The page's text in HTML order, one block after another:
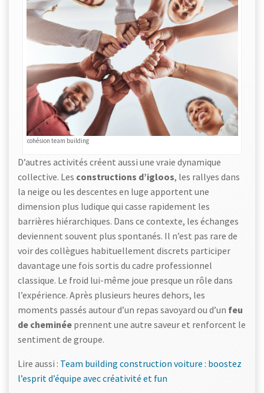
cohésion team building
D’autres activités créent aussi une vraie dynamique
collective. Les constructions d’igloos, les rallyes dans
la neige ou les descentes en luge apportent une
dimension plus ludique qui casse rapidement les
barrières hiérarchiques. Dans ce contexte, les échanges
deviennent souvent plus spontanés. Il n’est pas rare de
voir des collègues habituellement discrets participer
davantage une fois sortis du cadre professionnel
classique. Le froid lui-même joue presque un rôle dans
l’expérience. Après plusieurs heures dehors, les
moments passés autour d’un repas savoyard ou d’un feu
de cheminée prennent une autre saveur et renforcent le
sentiment de groupe.
Lire aussi : Team building construction voiture : boostez
l’esprit d’équipe avec créativité et fun